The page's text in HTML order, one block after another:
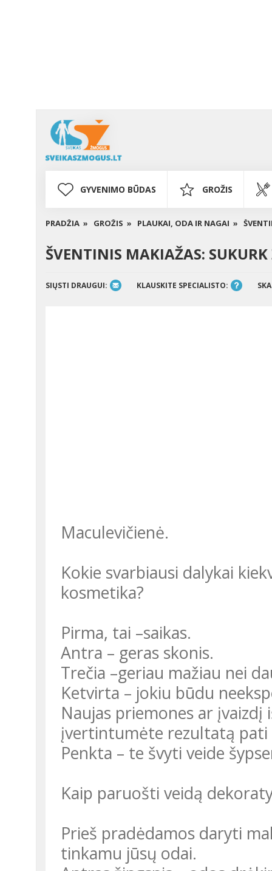
GYVENIMO BŪDAS GROŽIS
PRADŽIA » GROŽIS » PLAUKAI, ODA IR NAGAI »
ŠVENTINIS MAKIAŽAS:
SIŲSTI DRAUGUI: KLAUSKITE SPECIALISTO:
Maculevičienė.
Kokie svarbiausi dalykai
kosmetika?
Pirma, tai –saikas.
Antra – geras skonis.
Trečia –geriau mažiau nei
Ketvirta – jokiu būdu
Naujas priemones ar
įvertintumėte rezultatą pati
Penkta – te švyti veide
Kaip paruošti veidą
Prieš pradėdamos daryti
tinkamu jūsų odai.